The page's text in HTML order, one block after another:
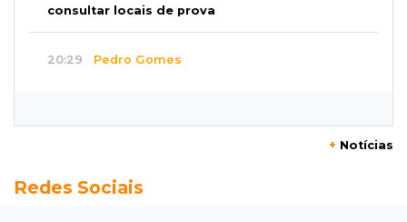
consultar locais de prova
20:29 Pedro Gomes
Pantanal treina em Goiânia antes de jogo que
+ Notícias
Redes Sociais